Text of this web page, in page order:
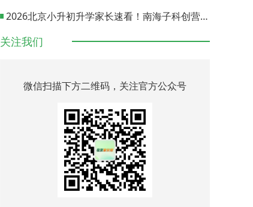
2026北京小升初升学家长速看！南海子科创营报名通道正式开启
关注我们
微信扫描下方二维码，关注官方公众号